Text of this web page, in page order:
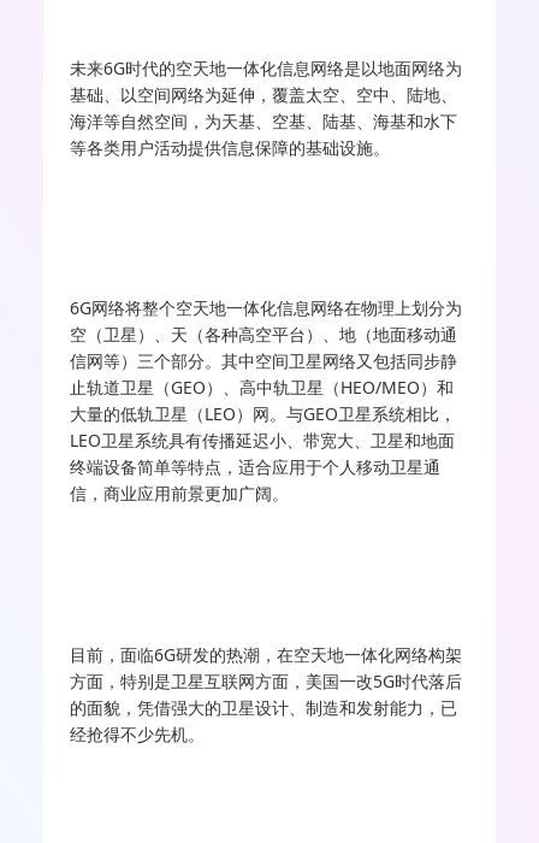
未来6G时代的空天地一体化信息网络是以地面网络为
基础、以空间网络为延伸，覆盖太空、空中、陆地、
海洋等自然空间，为天基、空基、陆基、海基和水下
等各类用户活动提供信息保障的基础设施。
6G网络将整个空天地一体化信息网络在物理上划分为
空（卫星）、天（各种高空平台）、地（地面移动通
信网等）三个部分。其中空间卫星网络又包括同步静
止轨道卫星（GEO）、高中轨卫星（HEO/MEO）和
大量的低轨卫星（LEO）网。与GEO卫星系统相比，
LEO卫星系统具有传播延迟小、带宽大、卫星和地面
终端设备简单等特点，适合应用于个人移动卫星通
信，商业应用前景更加广阔。
目前，面临6G研发的热潮，在空天地一体化网络构架
方面，特别是卫星互联网方面，美国一改5G时代落后
的面貌，凭借强大的卫星设计、制造和发射能力，已
经抢得不少先机。